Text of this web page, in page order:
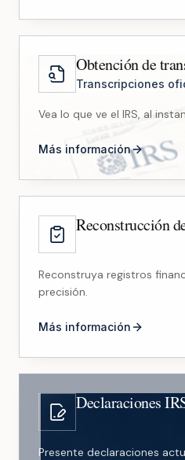
Obtención de
Transcripciones
Vea lo que ve el IRS, al
Más información
Reconstrucción
Reconstruya registros
precisión.
Más información
Declaraciones
Presente declaraciones